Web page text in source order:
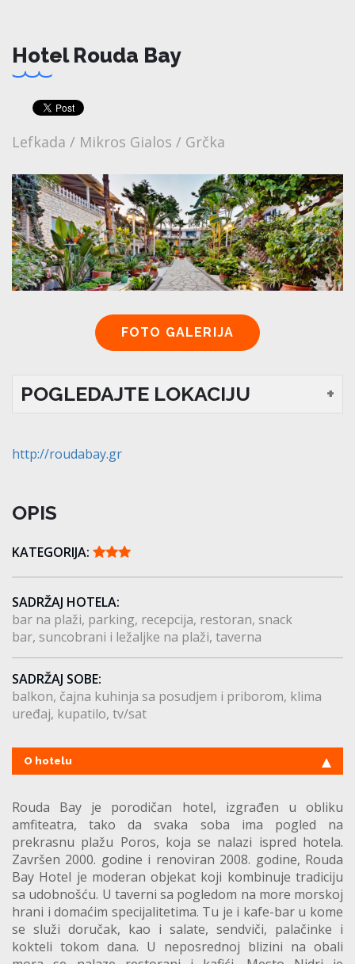
Hotel Rouda Bay
Lefkada / Mikros Gialos / Grčka
POGLEDAJTE LOKACIJU
http://roudabay.gr
OPIS
KATEGORIJA:
SADRŽAJ HOTELA:
bar na plaži parking recepcija restoran snack
bar suncobrani i ležaljke na plaži taverna
SADRŽAJ SOBE:
balkon čajna kuhinja sa posudjem i priborom klima
uređaj kupatilo tv/sat
O hotelu
Rouda Bay je porodičan hotel, izgrađen u obliku
amfiteatra, tako da svaka soba ima pogled na
prekrasnu plažu Poros, koja se nalazi ispred hotela.
Završen 2000. godine i renoviran 2008. godine, Rouda
Bay Hotel je moderan objekat koji kombinuje tradiciju
sa udobnošću. U taverni sa pogledom na more morskoj
hrani i domaćim specijalitetima. Tu je i kafe-bar u kome
se služi doručak, kao i salate, sendviči, palačinke i
kokteli tokom dana. U neposrednoj blizini na obali